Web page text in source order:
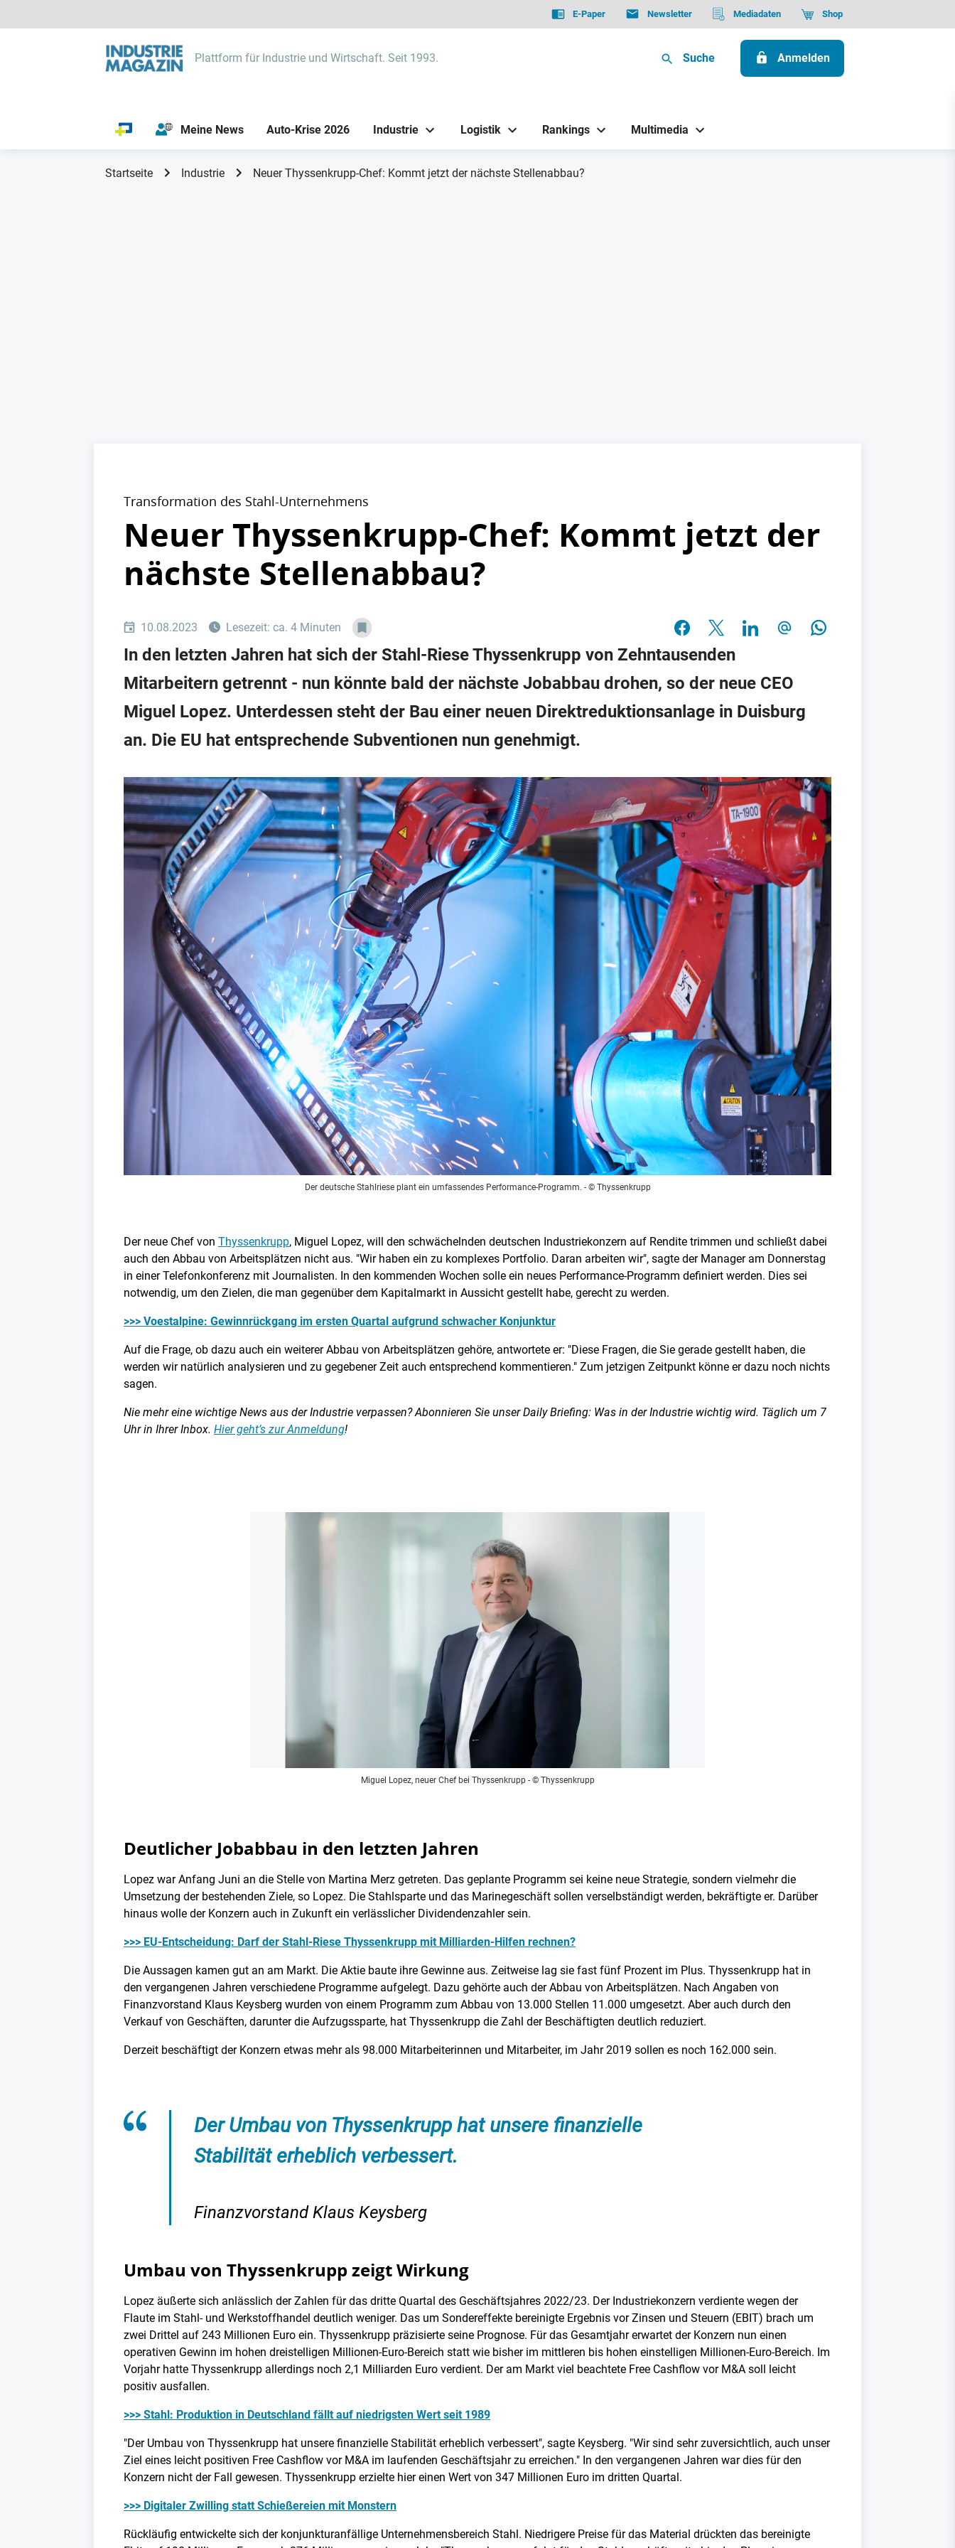
E-Paper Newsletter Mediadaten Shop
Plattform für Industrie und Wirtschaft. Seit 1993. Suche Anmelden
Meine News Auto-Krise 2026 Industrie Logistik Rankings Multimedia
Startseite Industrie Neuer Thyssenkrupp-Chef: Kommt jetzt der nächste Stellenabbau?
Transformation des Stahl-Unternehmens
Neuer Thyssenkrupp-Chef: Kommt jetzt der
nächste Stellenabbau?
10.08.2023 Lesezeit: ca. 4 Minuten
In den letzten Jahren hat sich der Stahl-Riese Thyssenkrupp von Zehntausenden
Mitarbeitern getrennt - nun könnte bald der nächste Jobabbau drohen, so der neue CEO
Miguel Lopez. Unterdessen steht der Bau einer neuen Direktreduktionsanlage in Duisburg
an. Die EU hat entsprechende Subventionen nun genehmigt.
Der deutsche Stahlriese plant ein umfassendes Performance-Programm. - © Thyssenkrupp
Der neue Chef von Thyssenkrupp, Miguel Lopez, will den schwächelnden deutschen Industriekonzern auf Rendite trimmen und schließt dabei
auch den Abbau von Arbeitsplätzen nicht aus. "Wir haben ein zu komplexes Portfolio. Daran arbeiten wir", sagte der Manager am Donnerstag
in einer Telefonkonferenz mit Journalisten. In den kommenden Wochen solle ein neues Performance-Programm definiert werden. Dies sei
notwendig, um den Zielen, die man gegenüber dem Kapitalmarkt in Aussicht gestellt habe, gerecht zu werden.
>>> Voestalpine: Gewinnrückgang im ersten Quartal aufgrund schwacher Konjunktur
Auf die Frage, ob dazu auch ein weiterer Abbau von Arbeitsplätzen gehöre, antwortete er: "Diese Fragen, die Sie gerade gestellt haben, die
werden wir natürlich analysieren und zu gegebener Zeit auch entsprechend kommentieren." Zum jetzigen Zeitpunkt könne er dazu noch nichts
sagen.
Nie mehr eine wichtige News aus der Industrie verpassen? Abonnieren Sie unser Daily Briefing: Was in der Industrie wichtig wird. Täglich um 7
Uhr in Ihrer Inbox. Hier geht’s zur Anmeldung!
Miguel Lopez, neuer Chef bei Thyssenkrupp- © Thyssenkrupp
Deutlicher Jobabbau in den letzten Jahren
Lopez war Anfang Juni an die Stelle von Martina Merz getreten. Das geplante Programm sei keine neue Strategie, sondern vielmehr die
Umsetzung der bestehenden Ziele, so Lopez. Die Stahlsparte und das Marinegeschäft sollen verselbständigt werden, bekräftigte er. Darüber
hinaus wolle der Konzern auch in Zukunft ein verlässlicher Dividendenzahler sein.
>>> EU-Entscheidung: Darf der Stahl-Riese Thyssenkrupp mit Milliarden-Hilfen rechnen?
Die Aussagen kamen gut an am Markt. Die Aktie baute ihre Gewinne aus. Zeitweise lag sie fast fünf Prozent im Plus. Thyssenkrupp hat in
den vergangenen Jahren verschiedene Programme aufgelegt. Dazu gehörte auch der Abbau von Arbeitsplätzen. Nach Angaben von
Finanzvorstand Klaus Keysberg wurden von einem Programm zum Abbau von 13.000 Stellen 11.000 umgesetzt. Aber auch durch den
Verkauf von Geschäften, darunter die Aufzugssparte, hat Thyssenkrupp die Zahl der Beschäftigten deutlich reduziert.
Derzeit beschäftigt der Konzern etwas mehr als 98.000 Mitarbeiterinnen und Mitarbeiter, im Jahr 2019 sollen es noch 162.000 sein.
Der Umbau von Thyssenkrupp hat unsere finanzielle
Stabilität erheblich verbessert.
Finanzvorstand Klaus Keysberg
Umbau von Thyssenkrupp zeigt Wirkung
Lopez äußerte sich anlässlich der Zahlen für das dritte Quartal des Geschäftsjahres 2022/23. Der Industriekonzern verdiente wegen der
Flaute im Stahl- und Werkstoffhandel deutlich weniger. Das um Sondereffekte bereinigte Ergebnis vor Zinsen und Steuern (EBIT) brach um
zwei Drittel auf 243 Millionen Euro ein. Thyssenkrupp präzisierte seine Prognose. Für das Gesamtjahr erwartet der Konzern nun einen
operativen Gewinn im hohen dreistelligen Millionen-Euro-Bereich statt wie bisher im mittleren bis hohen einstelligen Millionen-Euro-Bereich. Im
Vorjahr hatte Thyssenkrupp allerdings noch 2,1 Milliarden Euro verdient. Der am Markt viel beachtete Free Cashflow vor M&A soll leicht
positiv ausfallen.
>>> Stahl: Produktion in Deutschland fällt auf niedrigsten Wert seit 1989
"Der Umbau von Thyssenkrupp hat unsere finanzielle Stabilität erheblich verbessert", sagte Keysberg. "Wir sind sehr zuversichtlich, auch unser
Ziel eines leicht positiven Free Cashflow vor M&A im laufenden Geschäftsjahr zu erreichen." In den vergangenen Jahren war dies für den
Konzern nicht der Fall gewesen. Thyssenkrupp erzielte hier einen Wert von 347 Millionen Euro im dritten Quartal.
>>> Digitaler Zwilling statt Schießereien mit Monstern
Rückläufig entwickelte sich der konjunkturanfällige Unternehmensbereich Stahl. Niedrigere Preise für das Material drückten das bereinigte